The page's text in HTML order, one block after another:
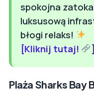
spokojna
luksusową
błogi relaks!
[Kliknij tutaj!
]
Plaża Sharks Bay